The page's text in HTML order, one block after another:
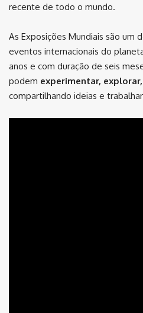
recente de todo o mundo.
As Exposições Mundiais são um
eventos internacionais do
anos e com duração de seis
podem experimentar,
compartilhando ideias e